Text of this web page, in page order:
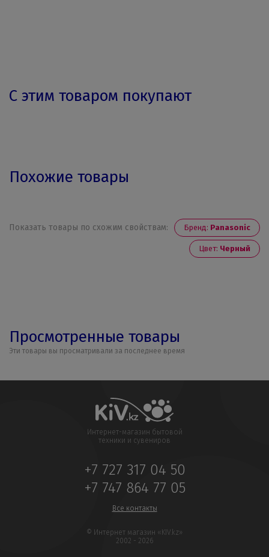
С этим товаром покупают
Похожие товары
Показать товары по схожим свойствам: Бренд: Panasonic
Цвет: Черный
Просмотренные товары
Эти товары вы просматривали за последнее время
Интернет-магазин бытовой
техники и сувениров
+7 727 317 04 50
+7 747 864 77 05
Все контакты
© Интернет магазин «KIV.kz»
2002 - 2026